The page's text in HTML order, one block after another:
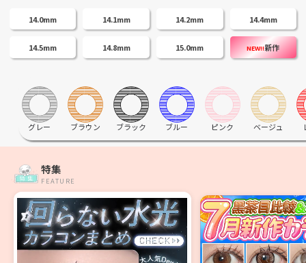
14.0mm 14.1mm 14.2mm 14.4mm
14.5mm 14.8mm 15.0mm NEW!!新作
グレー ブラウン ブラック ブルー ピンク ベージュ
特集
FEATURE